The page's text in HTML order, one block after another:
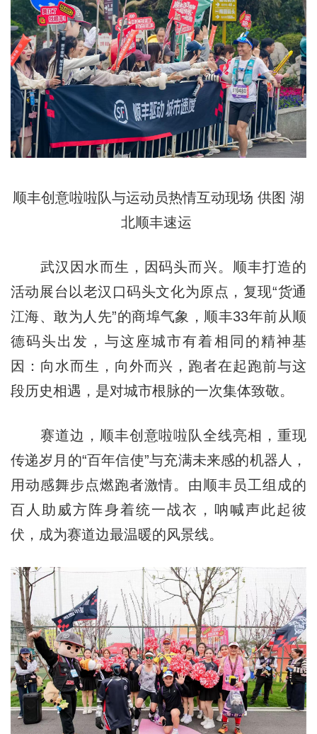
顺丰创意啦啦队与运动员热情互动现场 供图 湖
北顺丰速运
武汉因水而生，因码头而兴。顺丰打造的
活动展台以老汉口码头文化为原点，复现“货通
江海、敢为人先”的商埠气象，顺丰33年前从顺
德码头出发，与这座城市有着相同的精神基
因：向水而生，向外而兴，跑者在起跑前与这
段历史相遇，是对城市根脉的一次集体致敬。
赛道边，顺丰创意啦啦队全线亮相，重现
传递岁月的“百年信使”与充满未来感的机器人，
用动感舞步点燃跑者激情。由顺丰员工组成的
百人助威方阵身着统一战衣，呐喊声此起彼
伏，成为赛道边最温暖的风景线。